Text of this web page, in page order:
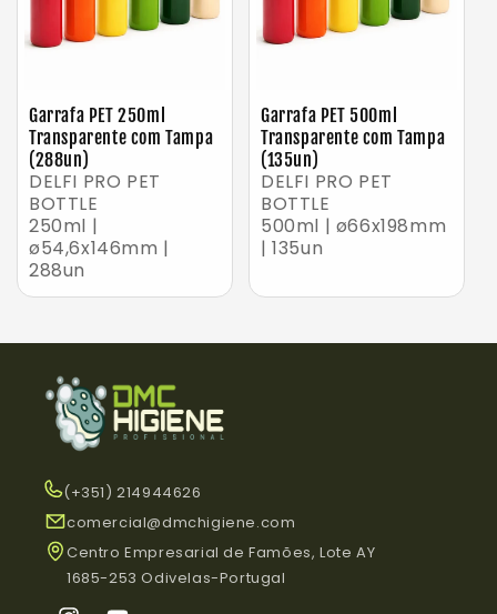
Garrafa PET 250ml
Transparente com Tampa
(288un)
DELFI PRO PET
BOTTLE
250ml |
ø54,6x146mm |
288un
Garrafa PET 500ml
Transparente com Tampa
(135un)
DELFI PRO PET
BOTTLE
500ml | ø66x198mm
| 135un
(+351) 214944626
comercial@dmchigiene.com
Centro Empresarial de Famões, Lote AY
1685-253 Odivelas-Portugal